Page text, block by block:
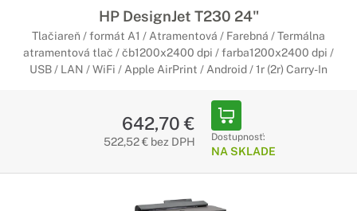
HP DesignJet T230 24"
Tlačiareň / formát A1 / Atramentová / Farebná / Termálna
atramentová tlač / čb1200x2400 dpi / farba1200x2400 dpi /
USB / LAN / WiFi / Apple AirPrint / Android / 1r (2r) Carry-In
642,70 €
522,52 € bez DPH Dostupnosť:
NA SKLADE